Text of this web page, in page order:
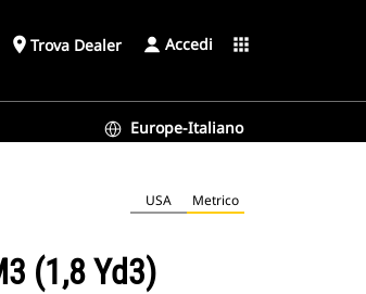
place Trova Dealer Accedi apps
Europe-Italiano
USA Metrico
(1,8 Yd3)